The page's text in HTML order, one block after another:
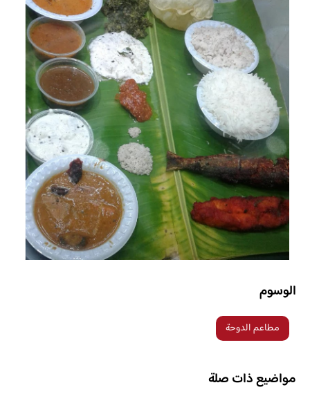
الوسوم
مطاعم الدوحة
مواضيع ذات صلة